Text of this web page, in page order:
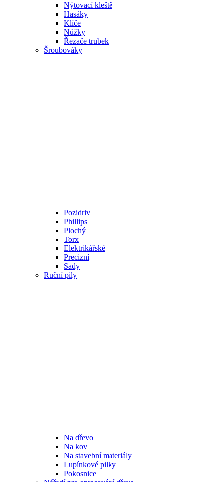
Nýtovací kleště
Hasáky
Klíče
Nůžky
Řezače trubek
Šroubováky
Pozidriv
Phillips
Plochý
Torx
Elektrikářské
Precizní
Sady
Ruční pily
Na dřevo
Na kov
Na stavební materiály
Lupínkové pilky
Pokosnice